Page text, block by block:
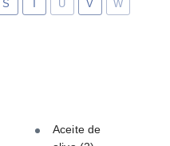
S U V W
Aceite de